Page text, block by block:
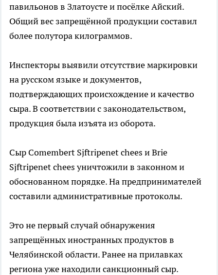
павильонов в Златоусте и посёлке Айский.
Общий вес запрещённой продукции составил
более полутора килограммов.
Инспекторы выявили отсутствие маркировки
на русском языке и документов,
подтверждающих происхождение и качество
сыра. В соответствии с законодательством,
продукция была изъята из оборота.
Сыр Comembert Sjftripenet chees и Brie
Sjftripenet chees уничтожили в законном и
обоснованном порядке. На предпринимателей
составили административные протоколы.
Это не первый случай обнаружения
запрещённых иностранных продуктов в
Челябинской области. Ранее на прилавках
региона уже находили санкционный сыр.